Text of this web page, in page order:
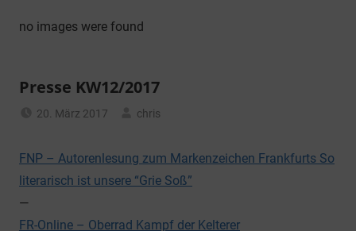
no images were found
Presse KW12/2017
20. März 2017
chris
FNP – Autorenlesung zum Markenzeichen Frankfurts So
literarisch ist unsere “Grie Soß”
—
FR-Online – Oberrad Kampf der Kelterer